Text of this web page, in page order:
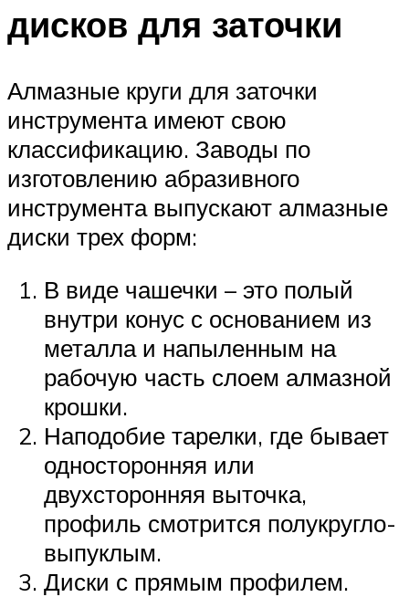
дисков для заточки
Алмазные круги для заточки
инструмента имеют свою
классификацию. Заводы по
изготовлению абразивного
инструмента выпускают алмазные
диски трех форм:
В виде чашечки – это полый
внутри конус с основанием из
металла и напыленным на
рабочую часть слоем алмазной
крошки.
Наподобие тарелки, где бывает
односторонняя или
двухсторонняя выточка,
профиль смотрится полукругло-
выпуклым.
Диски с прямым профилем.